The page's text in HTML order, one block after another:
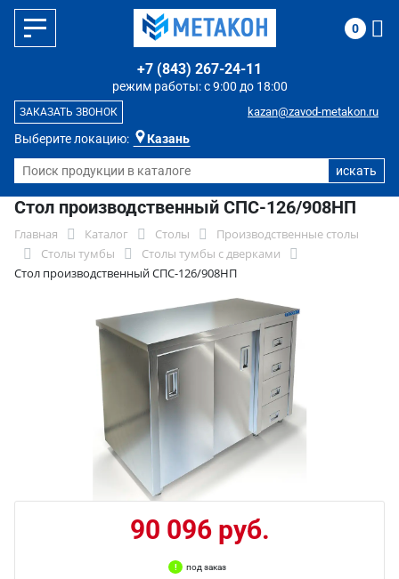
Выберите локацию: Казань
режим работы: с 9:00 до 18:00
+7 (843) 267-24-11
kazan@zavod-metakon.ru
ЗАКАЗАТЬ ЗВОНОК
0
Стол производственный СПС-126/908НП
Главная Каталог Столы
Производственные столы
Столы тумбы
Столы тумбы с дверками
Стол производственный СПС-126/908НП
90 096 руб.
под заказ